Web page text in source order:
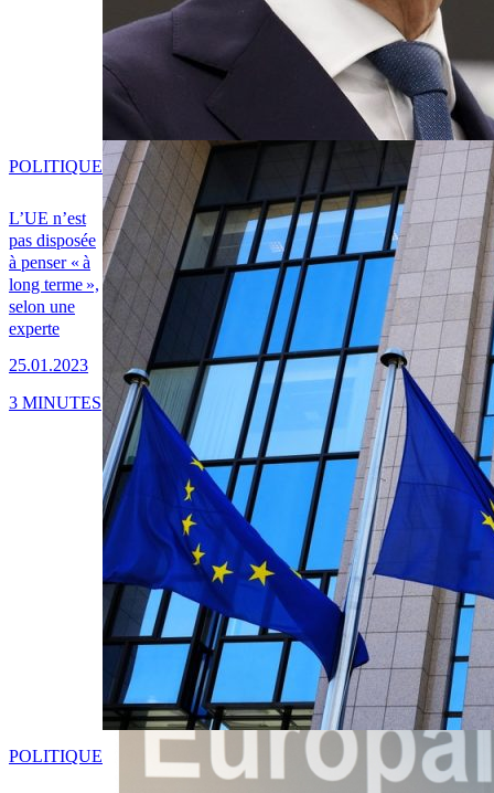
L’UE n’est
pas disposée
à penser « à
long terme »,
selon une
experte
25.01.2023
POLITIQUE
3 MINUTES
POLITIQUE